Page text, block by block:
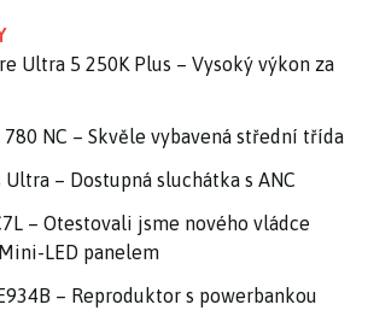
Ultra 5 250K Plus – Vysoký výkon za
780 NC – Skvěle vybavená střední třída
Ultra – Dostupná sluchátka s ANC
– Otestovali jsme nového vládce
LED panelem
– Reproduktor s powerbankou